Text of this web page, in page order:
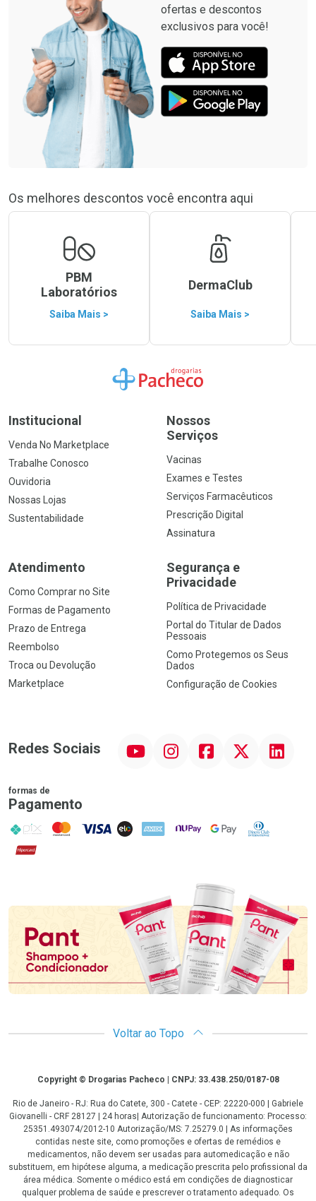
ofertas e descontos
exclusivos para você!
Os melhores descontos você encontra aqui
PBM
Laboratórios
Saiba Mais >
DermaClub
Saiba Mais >
Ir para a Home
Institucional
Venda No Marketplace
Trabalhe Conosco
Ouvidoria
Nossas Lojas
Sustentabilidade
Nossos
Serviços
Vacinas
Exames e Testes
Serviços Farmacêuticos
Prescrição Digital
Assinatura
Atendimento
Como Comprar no Site
Formas de Pagamento
Prazo de Entrega
Reembolso
Troca ou Devolução
Marketplace
Segurança e
Privacidade
Política de Privacidade
Portal do Titular de Dados
Pessoais
Como Protegemos os Seus
Dados
Configuração de Cookies
Redes Sociais InstagramFacebookTwitter Linkedin
formas de
Pagamento
PIX MasterCard
VISA ELO AMEX NuPay Google PayDiners Club
Hipercard
Promoção em Destaque
Voltar ao Topo
CopyrightCopyright © Drogarias Pacheco | CNPJ: 33.438.250/0187-08
Rio de Janeiro - RJ: Rua do Catete, 300 - Catete - CEP: 22220-000 | Gabriele
Giovanelli - CRF 28127 | 24 horas| Autorização de funcionamento: Processo:
25351.493074/2012-10 Autorização/MS: 7.25279.0 | As informações
contidas neste site, como promoções e ofertas de remédios e
medicamentos, não devem ser usadas para automedicação e não
substituem, em hipótese alguma, a medicação prescrita pelo profissional da
área médica. Somente o médico está em condições de diagnosticar
qualquer problema de saúde e prescrever o tratamento adequado. Os